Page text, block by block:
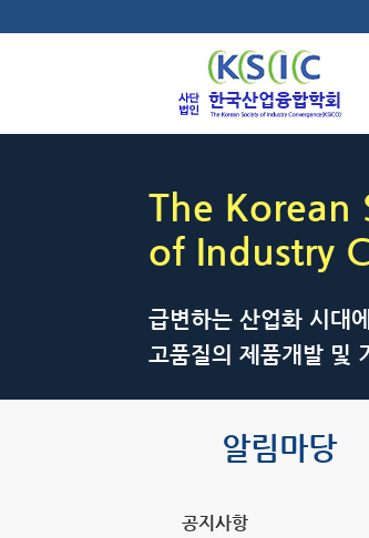
The Korean
of Industry
급변하는 산업화 시대
고품질의 제품개발 및
알림마당
공지사항